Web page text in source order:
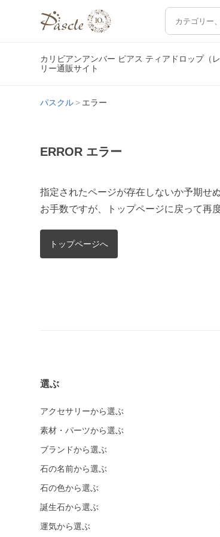
カリビアンアンバー ピアス ティアドロップ（
リー通販サイト
パスクル エラー
ERROR エラー
指定されたページが存在しないか予期せ
お手数ですが、トップページに戻って再
トップページへ
選ぶ
アクセサリーから選ぶ
素材・パーツから選ぶ
ブランドから選ぶ
石の名前から選ぶ
石の色から選ぶ
誕生石から選ぶ
運気から選ぶ